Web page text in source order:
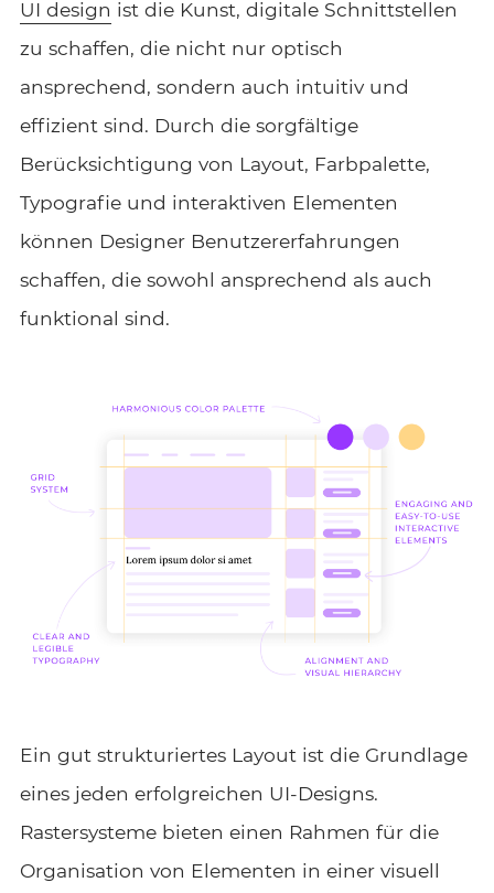
UI design ist die Kunst, digitale Schnittstellen
zu schaffen, die nicht nur optisch
ansprechend, sondern auch intuitiv und
effizient sind. Durch die sorgfältige
Berücksichtigung von Layout, Farbpalette,
Typografie und interaktiven Elementen
können Designer Benutzererfahrungen
schaffen, die sowohl ansprechend als auch
funktional sind.
Ein gut strukturiertes Layout ist die Grundlage
eines jeden erfolgreichen UI-Designs.
Rastersysteme bieten einen Rahmen für die
Organisation von Elementen in einer visuell